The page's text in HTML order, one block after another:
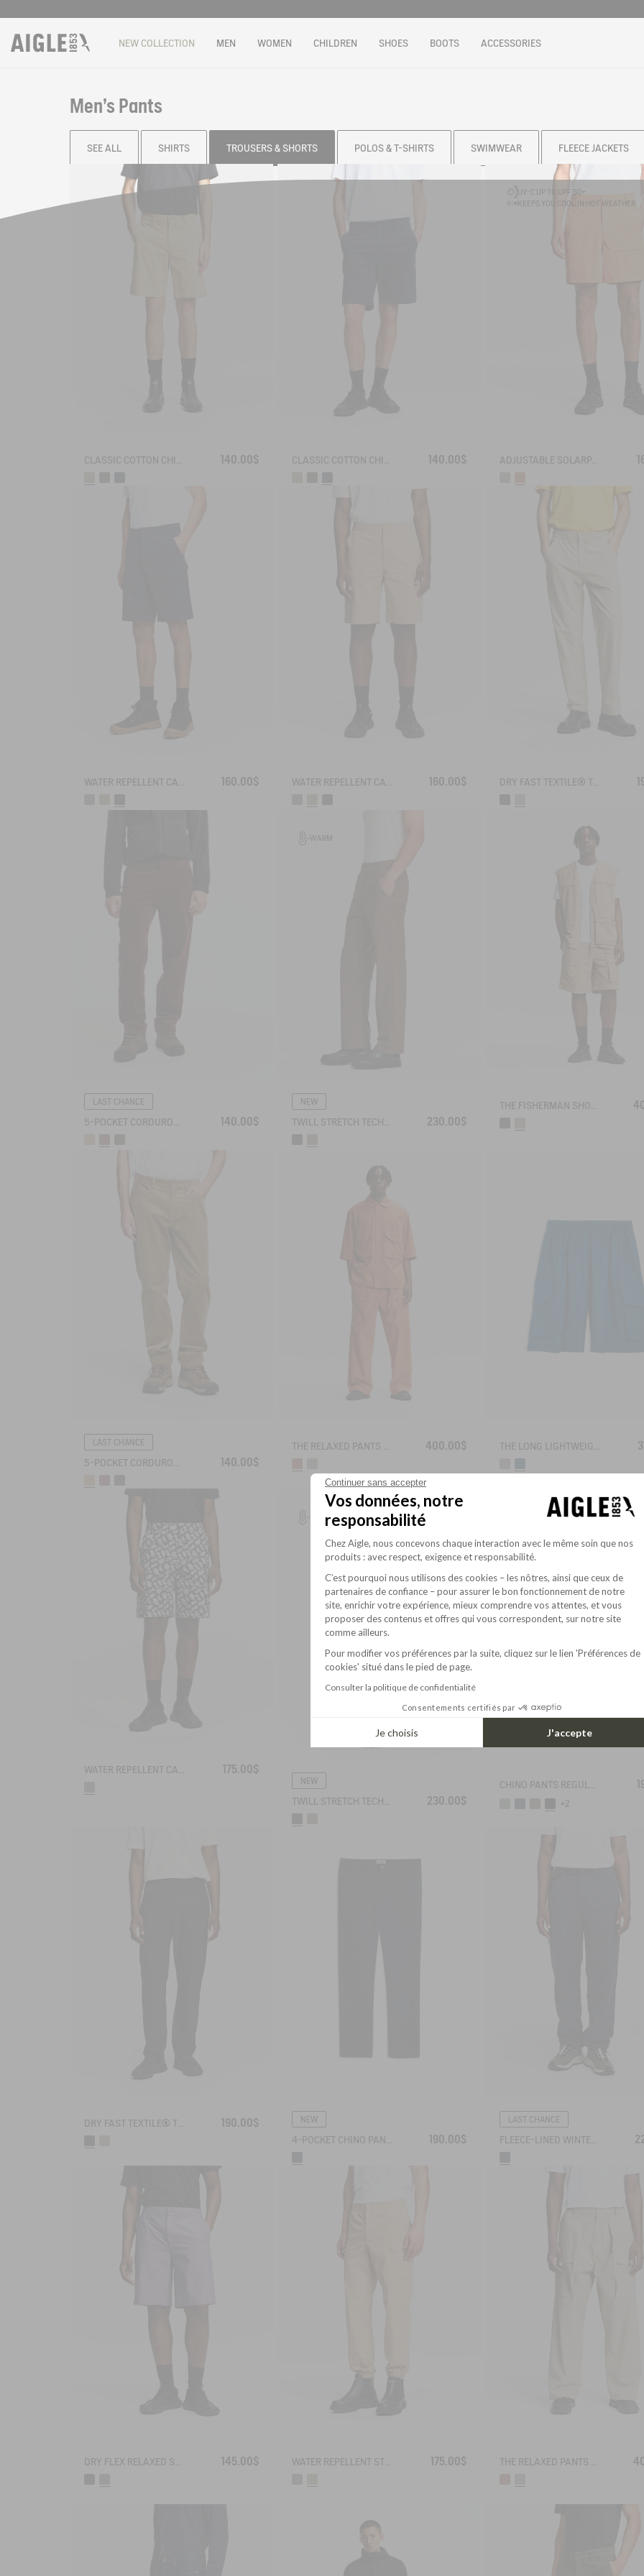
NEW COLLECTION MEN WOMEN CHILDREN SHOES BOOTS ACCESSORIES
Men's Pants
SEE ALL SHIRTS TROUSERS & SHORTS POLOS & T-SHIRTS SWIMWEAR FLEECE JACKETS
140.00$ 140.00$
UV-C UP TO UPF 50+
KEEPS YOU COOL IN HOT WEATHER
160.00$ 160.00$
LAST CHANCE
5-POCKET CORDUROY JEANS 140.00$
WARM
NEW
TWILL STRETCH TECH PANTS WITH FLEECE LINING 230.00$
THE FISHERMAN SHORTS UV-C® AIGLE EXPERIENCE BY ÉTUDES
LAST CHANCE
5-POCKET CORDUROY JEANS 140.00$
THE RELAXED PANTS AIGLE EXPERIENCE BY ÉTUDES 400.00$ THE LONG LIGHTWEIGHT SHORTS AIGLE EXPERIENCE BY ÉTUDES
175.00$
WARM
NEW
TWILL STRETCH TECH PANTS WITH FLEECE LINING 230.00$
CHINO PANTS REGULAR SIZE
+2
190.00$ NEW
190.00$
LAST CHANCE
145.00$ 175.00$
Continuer sans accepter
Vos données, notre
responsabilité
Plateforme de Gestion du Consentement :
Chez Aigle, nous concevons chaque interaction avec le même soin que nos
produits : avec respect, exigence et responsabilité.
C’est pourquoi nous utilisons des cookies – les nôtres, ainsi que ceux de
partenaires de confiance – pour assurer le bon fonctionnement de notre
site, enrichir votre expérience, mieux comprendre vos attentes, et vous
proposer des contenus et offres qui vous correspondent, sur notre site
comme ailleurs.
Pour modifier vos préférences par la suite, cliquez sur le lien 'Préférences de
cookies' situé dans le pied de page.
Consulter la politique de confidentialité
Consentements certifiés par
Je choisis J'accepte
Axeptio consent